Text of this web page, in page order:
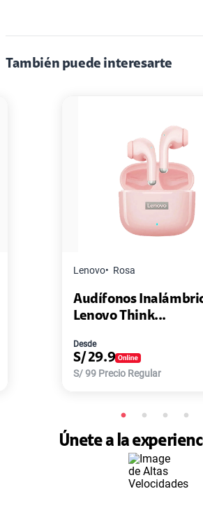
También puede interesarte
Pack
Únete a la